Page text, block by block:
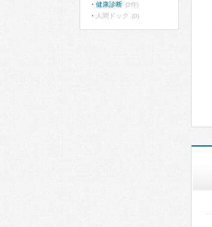
健康診断 (2件)
人間ドック (0)